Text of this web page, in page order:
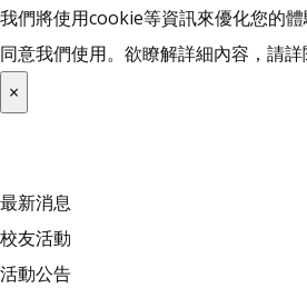
我們將使用cookie等資訊來優化您的
同意我們使用。欲瞭解詳細內容，請詳
×
最新消息
校友活動
活動公告